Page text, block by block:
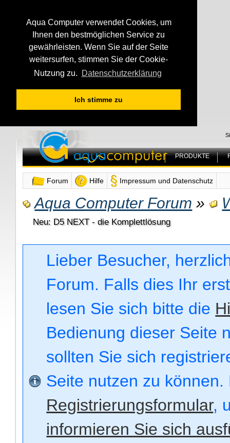
Aqua Computer verwendet Cookies, um
Ihnen den bestmöglichen Service zu
gewährleisten. Wenn Sie auf der Seite
weitersurfen, stimmen Sie der Cookie-
Nutzung zu.
Datenschutzerklärung
Ich stimme zu
PRODUKTE
Forum Hilfe Impressum und Datenschutz
Aqua Computer Forum »
Neu: D5 NEXT - die Komplettlösung
Lieber Besucher,
Forum. Falls dies Ihr
lesen Sie sich bitte die
Bedienung dieser Seite
sollten Sie sich
Seite nutzen zu
Registrierungsformular,
informieren Sie sich